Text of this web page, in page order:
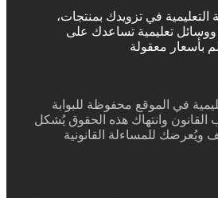
التعليمية في تزويدك بمنتجات،
ووسائل تعليمية تساعدك على
بأسعار معقولة
في الموقع محفوظة للبوابة
القانون وانتهاك هذه الحقوق يُشكل
ويُعرضك للمساءلة القانونية